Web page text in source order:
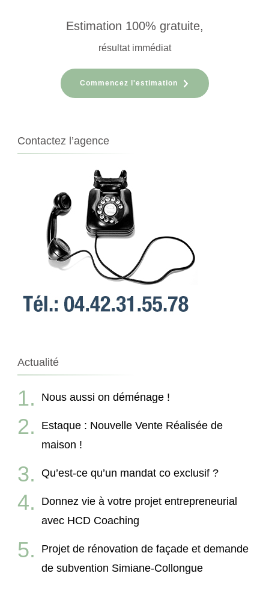
Estimation 100% gratuite,
résultat immédiat
Commencez l'estimation
Contactez l’agence
Actualité
Nous aussi on déménage !
Estaque : Nouvelle Vente Réalisée de
maison !
Qu’est-ce qu’un mandat co exclusif ?
Donnez vie à votre projet entrepreneurial
avec HCD Coaching
Projet de rénovation de façade et demande
de subvention Simiane-Collongue